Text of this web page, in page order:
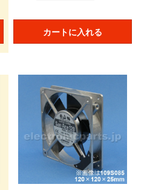
カートに入れる